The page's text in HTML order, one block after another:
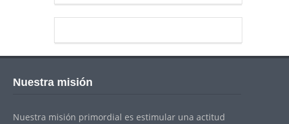
Nuestra misión
Nuestra misión primordial es estimular una actitud